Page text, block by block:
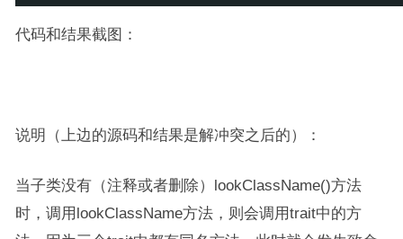
代码和结果截图：
说明（上边的源码和结果是解冲突之后的）：
当子类没有（注释或者删除）lookClassName()方法
时，调用lookClassName方法，则会调用trait中的方